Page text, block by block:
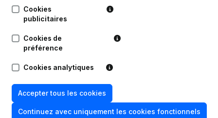
Date Publication
04-11-2025
Capital - Actions - Demissions -
Nominations
21-11-2023 Demissions - Nominations
Rubrique Constitution (Nouvelle
Personne Morale, Ouverture
Cookies
publicitaires
Cookies de
préférence
Cookies analytiques
Accepter tous les cookies
Continuez avec uniquement les cookies fonctionnels